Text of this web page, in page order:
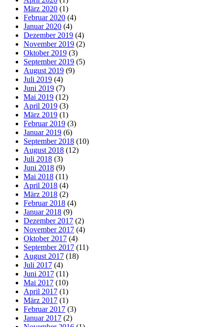
März 2020 (1)
Februar 2020 (4)
Januar 2020 (4)
Dezember 2019 (4)
November 2019 (2)
Oktober 2019 (3)
September 2019 (5)
August 2019 (9)
Juli 2019 (4)
Juni 2019 (7)
Mai 2019 (12)
April 2019 (3)
März 2019 (1)
Februar 2019 (3)
Januar 2019 (6)
September 2018 (10)
August 2018 (12)
Juli 2018 (3)
Juni 2018 (9)
Mai 2018 (11)
April 2018 (4)
März 2018 (2)
Februar 2018 (4)
Januar 2018 (9)
Dezember 2017 (2)
November 2017 (4)
Oktober 2017 (4)
September 2017 (11)
August 2017 (18)
Juli 2017 (4)
Juni 2017 (11)
Mai 2017 (10)
April 2017 (1)
März 2017 (1)
Februar 2017 (3)
Januar 2017 (2)